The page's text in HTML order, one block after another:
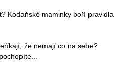
Kodaňské maminky boří pravidla
že nemají co na sebe?